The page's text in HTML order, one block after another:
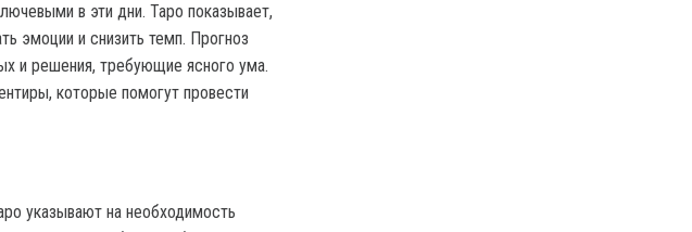
в эти дни. Таро показывает,
эмоции и снизить темп. Прогноз
и решения, требующие ясного ума.
которые помогут провести
указывают на необходимость